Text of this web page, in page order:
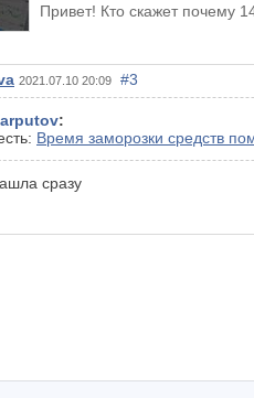
Привет! Кто скажет почему
2021.07.10 20:09 #3
:
Время заморозки средств
сразу